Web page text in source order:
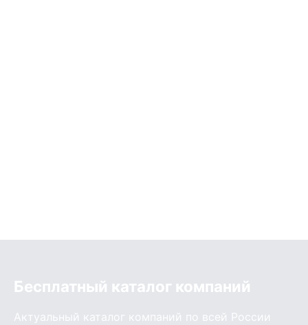
Бесплатный каталог компаний
Актуальный каталог компаний по всей России